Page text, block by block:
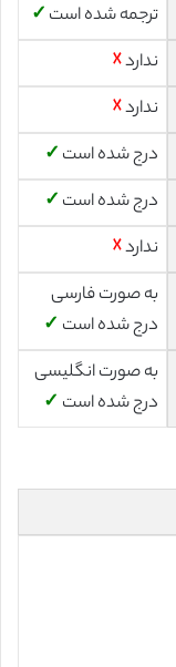
ترجمه شده است ✓
ندارد☓
ندارد☓
درج شده است ✓
درج شده است ✓
ندارد☓
به صورت فارسی
درج شده است ✓
به صورت انگلیسی
درج شده است ✓